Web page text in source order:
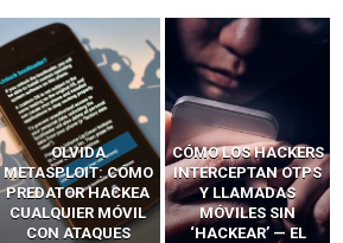
CÓMO LOS HACKERS
INTERCEPTAN OTPS
Y LLAMADAS
MÓVILES SIN
‘HACKEAR’ — EL
13 TÉCNICAS
RIDÍCULAMENTE
FÁCILES PARA
HACKEAR Y
EXPLOTAR